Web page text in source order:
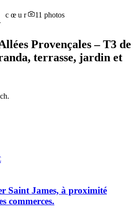
cœur 11 photos
Provençales – T3 de
terrasse, jardin et
Saint James, à proximité
commerces.